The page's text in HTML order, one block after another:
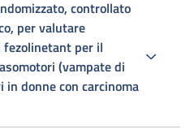
controllato
per valutare
fezolinetant per il
(vampate di
in donne con carcinoma